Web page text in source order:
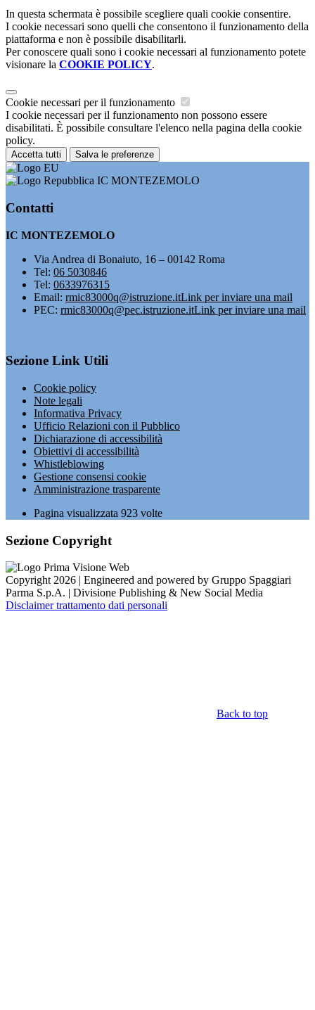
In questa schermata è possibile scegliere quali cookie consentire.
I cookie necessari sono quelli che consentono il funzionamento della
piattaforma e non è possibile disabilitarli.
Per conoscere quali sono i cookie necessari al funzionamento potete
visionare la COOKIE POLICY.
Cookie necessari per il funzionamento
I cookie necessari per il funzionamento non possono essere
disabilitati. È possibile consultare l'elenco nella pagina della cookie
policy.
Accetta tutti Salva le preferenze
IC MONTEZEMOLO
Contatti
IC MONTEZEMOLO
Via Andrea di Bonaiuto, 16 – 00142 Roma
Tel: 06 5030846
Tel: 0633976315
Email: rmic83000q@istruzione.itLink per inviare una mail
PEC: rmic83000q@pec.istruzione.itLink per inviare una mail
Sezione Link Utili
Cookie policy
Note legali
Informativa Privacy
Ufficio Relazioni con il Pubblico
Dichiarazione di accessibilità
Obiettivi di accessibilità
Whistleblowing
Gestione consensi cookie
Amministrazione trasparente
Pagina visualizzata 923 volte
Sezione Copyright
Copyright 2026 | Engineered and powered by Gruppo Spaggiari
Parma S.p.A. | Divisione Publishing & New Social Media
Disclaimer trattamento dati personali
Back to top